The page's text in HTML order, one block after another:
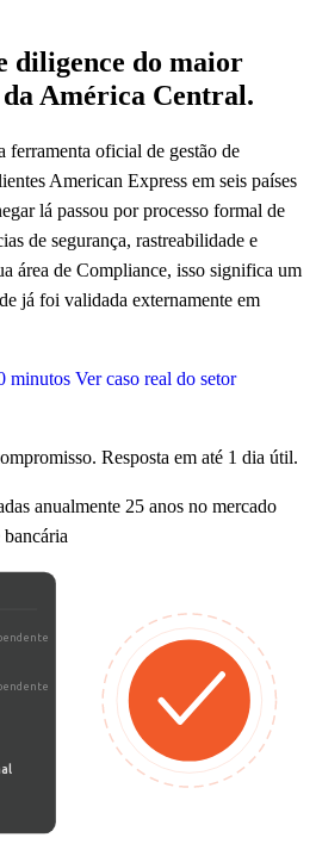
diligence do maior
América Central.
oficial de gestão de
American Express em seis países
lá passou por processo formal de
de segurança, rastreabilidade e
área de Compliance, isso significa um
já foi validada externamente em
minutos Ver caso real do setor
Resposta em até 1 dia útil.
anualmente 25 anos no mercado